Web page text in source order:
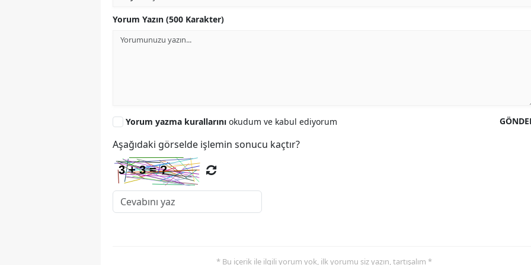
Yorum Yazın (500 Karakter)
Yorum yazma kurallarını okudum ve kabul ediyorum
Aşağıdaki görselde işlemin sonucu kaçtır?
* Bu içerik ile ilgili yorum yok, ilk yorumu siz yazın, tartışalım *